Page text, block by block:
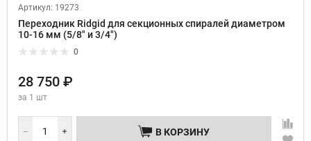
Артикул: 19273
Переходник Ridgid для секционных спиралей диаметром
10-16 мм (5/8" и 3/4")
0
28 750 ₽
за 1 шт
В КОРЗИНУ